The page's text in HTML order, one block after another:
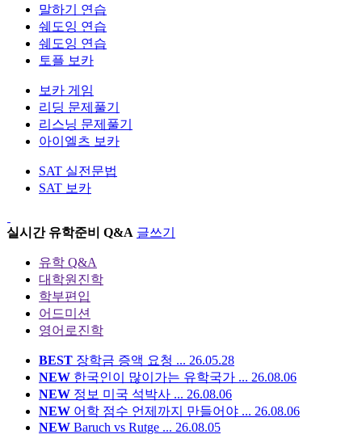
말하기 연습
쉐도잉 연습
쉐도잉 연습
토플 보카
보카 게임
리딩 문제풀기
리스닝 문제풀기
아이엘츠 보카
SAT 실전문법
SAT 보카
실시간 유학준비 Q&A 글쓰기
유학 Q&A
대학원진학
학부편입
어드미션
영어로진학
BEST 장학금 증액 요청 ... 26.05.28
NEW 한국인이 많이가는 유학국가 ... 26.08.06
NEW 정보 미국 석박사 ... 26.08.06
NEW 어학 점수 언제까지 만들어야 ... 26.08.06
NEW Baruch vs Rutge ... 26.08.05